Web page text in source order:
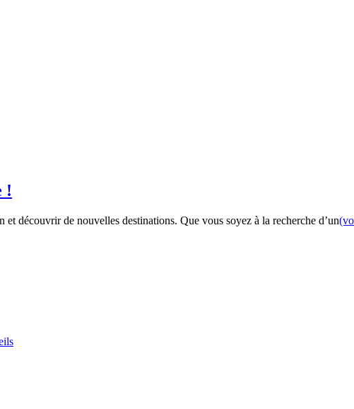
!
découvrir de nouvelles destinations. Que vous soyez à la recherche d’un